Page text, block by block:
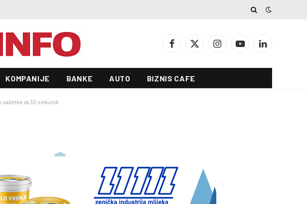
Facebook
X
InstagramYouTubeLinkedIn
KOMPANIJE BANKE AUTO BIZNIS CAFE
za 30 sekundi